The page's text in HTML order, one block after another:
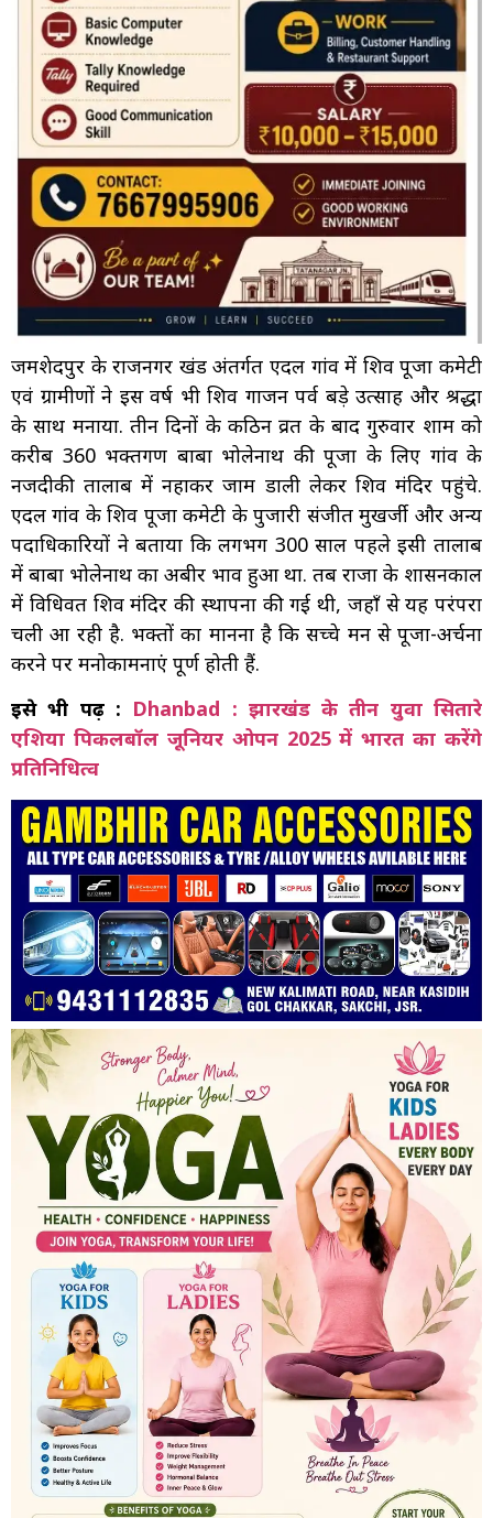
जमशेदपुर के राजनगर प्रखंड अंतर्गत एदल गांव में शिव पूजा कमेटी
एवं ग्रामीणों ने इस वर्ष भी शिव गाजन पर्व बड़े उत्साह और श्रद्धा
के साथ मनाया. तीन दिनों के कठिन व्रत के बाद गुरुवार शाम को
करीब 360 भक्तगण बाबा भोलेनाथ की पूजा के लिए गांव के
नजदीकी तालाब में नहाकर जाम डाली लेकर शिव मंदिर पहुंचे.
एदल गांव के शिव पूजा कमेटी के पुजारी संजीत मुखर्जी और अन्य
पदाधिकारियों ने बताया कि लगभग 300 साल पहले इसी तालाब
में बाबा भोलेनाथ का अबीर भाव हुआ था. तब राजा के शासनकाल
में विधिवत शिव मंदिर की स्थापना की गई थी, जहाँ से यह परंपरा
चली आ रही है. भक्तों का मानना है कि सच्चे मन से पूजा-अर्चना
करने पर मनोकामनाएं पूर्ण होती हैं.
इसे भी पढ़ें : Dhanbad : झारखंड के तीन युवा सितारे
एशिया पिकलबॉल जूनियर ओपन 2025 में भारत का करेंगे
प्रतिनिधित्व